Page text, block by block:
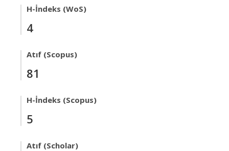
H-İndeks (WoS)
4
Atıf (Scopus)
81
H-İndeks (Scopus)
5
Atıf (Scholar)